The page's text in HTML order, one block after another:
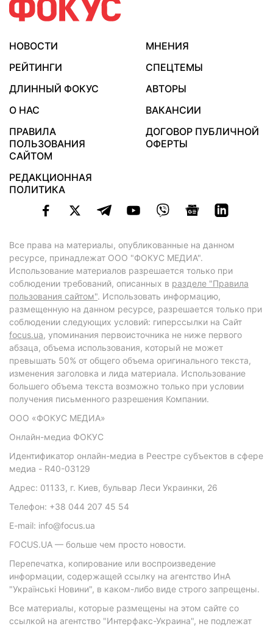
НОВОСТИ
МНЕНИЯ
РЕЙТИНГИ
СПЕЦТЕМЫ
ДЛИННЫЙ ФОКУС
АВТОРЫ
О НАС
ВАКАНСИИ
ПРАВИЛА
ПОЛЬЗОВАНИЯ
САЙТОМ
ДОГОВОР ПУБЛИЧНОЙ
ОФЕРТЫ
РЕДАКЦИОННАЯ
ПОЛИТИКА
Все права на материалы, опубликованные на данном
ресурсе, принадлежат ООО "ФОКУС МЕДИА".
Использование материалов разрешается только при
соблюдении требований, описанных в разделе "Правила
пользования сайтом". Использовать информацию,
размещенную на данном ресурсе, разрешается только при
соблюдении следующих условий: гиперссылки на Сайт
focus.ua, упоминания первоисточника не ниже первого
абзаца, объема использования, который не может
превышать 50% от общего объема оригинального текста,
изменения заголовка и лида материала. Использование
большего объема текста возможно только при условии
получения письменного разрешения Компании.
ООО «ФОКУС МЕДИА»
Онлайн-медиа ФОКУС
Идентификатор онлайн-медиа в Реестре субъектов в сфере
медиа - R40-03129
Адрес: 01133, г. Киев, бульвар Леси Украинки, 26
Телефон: +38 044 207 45 54
E-mail: info@focus.ua
FOCUS.UA — больше чем просто новости.
Перепечатка, копирование или воспроизведение
информации, содержащей ссылку на агентство ИнА
"Українські Новини", в каком-либо виде строго запрещены.
Все материалы, которые размещены на этом сайте со
ссылкой на агентство "Интерфакс-Украина", не подлежат